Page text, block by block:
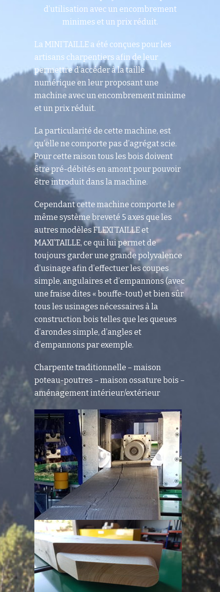
d’utilisation avec un encombrement
minimes et un prix réduit.
La MINI’TAILLE a été conçues pour les
artisans charpentiers afin de leur
permettre d’accéder à la taille
numérique en leur proposant une
machine avec un encombrement minime
et un prix réduit.
La particularité de cette machine, est
qu’elle ne comporte pas d’agrégat scie.
Pour cette raison tous les bois doivent
être pré-débités en amont pour pouvoir
être introduit dans la machine.
Cependant cette machine comporte le
même système breveté 5 axes que les
autres modèles FLEXI’TAILLE et
MAXI’TAILLE, ce qui lui permet de
toujours garder une grande polyvalence
d’usinage afin d’effectuer les coupes
simple, angulaires et d’empannons (avec
une fraise dites « bouffe-tout) et bien sûr
tous les usinages nécessaires à la
construction bois telles que les queues
d’arondes simple, d’angles et
d’empannons par exemple.
Charpente traditionnelle – maison
poteau-poutres – maison ossature bois –
aménagement intérieur/extérieur